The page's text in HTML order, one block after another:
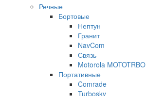
Речные
Бортовые
Нептун
Гранит
NavCom
Связь
Motorola MOTOTRBO
Портативные
Comrade
Turbosky